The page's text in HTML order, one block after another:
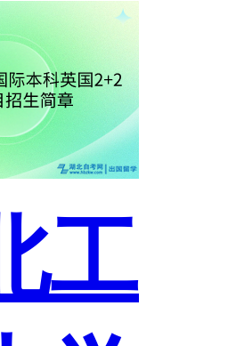
工